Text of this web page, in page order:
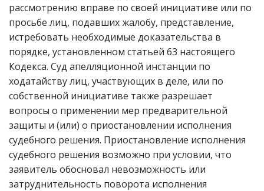
рассмотрению вправе по своей инициативе или по
просьбе лиц, подавших жалобу, представление,
истребовать необходимые доказательства в
порядке, установленном статьей 63 настоящего
Кодекса. Суд апелляционной инстанции по
ходатайству лиц, участвующих в деле, или по
собственной инициативе также разрешает
вопросы о применении мер предварительной
защиты и (или) о приостановлении исполнения
судебного решения. Приостановление исполнения
судебного решения возможно при условии, что
заявитель обосновал невозможность или
затруднительность поворота исполнения